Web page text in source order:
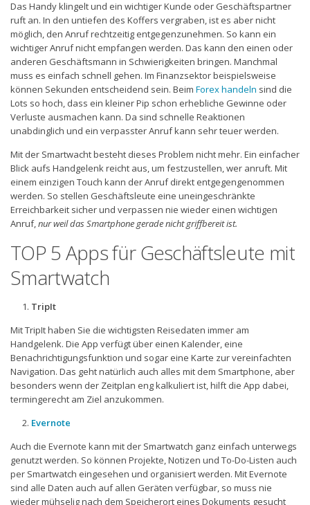
Das Handy klingelt und ein wichtiger Kunde oder Geschäftspartner
ruft an. In den untiefen des Koffers vergraben, ist es aber nicht
möglich, den Anruf rechtzeitig entgegenzunehmen. So kann ein
wichtiger Anruf nicht empfangen werden. Das kann den einen oder
anderen Geschäftsmann in Schwierigkeiten bringen. Manchmal
muss es einfach schnell gehen. Im Finanzsektor beispielsweise
können Sekunden entscheidend sein. Beim Forex handeln sind die
Lots so hoch, dass ein kleiner Pip schon erhebliche Gewinne oder
Verluste ausmachen kann. Da sind schnelle Reaktionen
unabdinglich und ein verpasster Anruf kann sehr teuer werden.
Mit der Smartwacht besteht dieses Problem nicht mehr. Ein einfacher
Blick aufs Handgelenk reicht aus, um festzustellen, wer anruft. Mit
einem einzigen Touch kann der Anruf direkt entgegengenommen
werden. So stellen Geschäftsleute eine uneingeschränkte
Erreichbarkeit sicher und verpassen nie wieder einen wichtigen
Anruf,nur weil das Smartphone gerade nicht griffbereit ist.
TOP 5 Apps für Geschäftsleute mit
Smartwatch
TripIt
Mit TripIt haben Sie die wichtigsten Reisedaten immer am
Handgelenk. Die App verfügt über einen Kalender, eine
Benachrichtigungsfunktion und sogar eine Karte zur vereinfachten
Navigation. Das geht natürlich auch alles mit dem Smartphone, aber
besonders wenn der Zeitplan eng kalkuliert ist, hilft die App dabei,
termingerecht am Ziel anzukommen.
Evernote
Auch die Evernote kann mit der Smartwatch ganz einfach unterwegs
genutzt werden. So können Projekte, Notizen und To-Do-Listen auch
per Smartwatch eingesehen und organisiert werden. Mit Evernote
sind alle Daten auch auf allen Geräten verfügbar, so muss nie
wieder mühselig nach dem Speicherort eines Dokuments gesucht